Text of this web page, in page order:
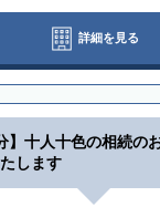
詳細を見る
】十人十色の相続の
します